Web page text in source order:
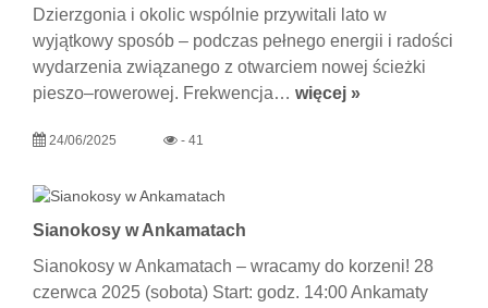
Dzierzgonia i okolic wspólnie przywitali lato w
wyjątkowy sposób – podczas pełnego energii i radości
wydarzenia związanego z otwarciem nowej ścieżki
pieszo–rowerowej. Frekwencja… więcej »
24/06/2025 - 41
Sianokosy w Ankamatach
Sianokosy w Ankamatach – wracamy do korzeni! 28
czerwca 2025 (sobota) Start: godz. 14:00 Ankamaty